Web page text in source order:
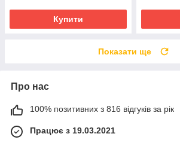
Купити
Показати ще
Про нас
100% позитивних з 816 відгуків за рік
Працює з 19.03.2021